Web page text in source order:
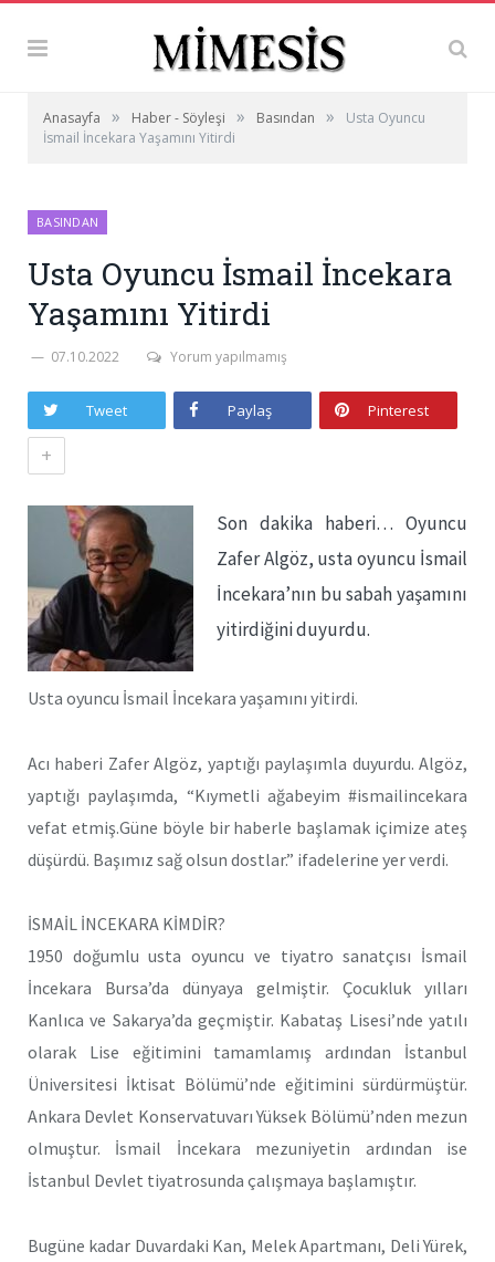
Anasayfa » Haber - Söyleşi » Basından »
Usta Oyuncu
İsmail İncekara Yaşamını Yitirdi
BASINDAN
Usta Oyuncu İsmail İncekara
Yaşamını Yitirdi
07.10.2022 Yorum yapılmamış
Tweet Paylaş Pinterest
+
Son dakika haberi… Oyuncu
Zafer Algöz, usta oyuncu İsmail
İncekara’nın bu sabah yaşamını
yitirdiğini duyurdu.
Usta oyuncu İsmail İncekara yaşamını yitirdi.
Acı haberi Zafer Algöz, yaptığı paylaşımla duyurdu. Algöz,
yaptığı paylaşımda, “Kıymetli ağabeyim #ismailincekara
vefat etmiş.Güne böyle bir haberle başlamak içimize ateş
düşürdü. Başımız sağ olsun dostlar.” ifadelerine yer verdi.
İSMAİL İNCEKARA KİMDİR?
1950 doğumlu usta oyuncu ve tiyatro sanatçısı İsmail
İncekara Bursa’da dünyaya gelmiştir. Çocukluk yılları
Kanlıca ve Sakarya’da geçmiştir. Kabataş Lisesi’nde yatılı
olarak Lise eğitimini tamamlamış ardından İstanbul
Üniversitesi İktisat Bölümü’nde eğitimini sürdürmüştür.
Ankara Devlet Konservatuvarı Yüksek Bölümü’nden mezun
olmuştur. İsmail İncekara mezuniyetin ardından ise
İstanbul Devlet tiyatrosunda çalışmaya başlamıştır.
Bugüne kadar Duvardaki Kan, Melek Apartmanı, Deli Yürek,